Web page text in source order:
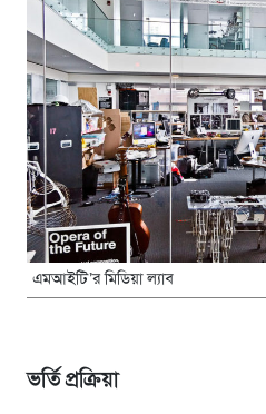
এমআইটি’র মিডিয়া ল্যাব
ভর্তি প্রক্রিয়া